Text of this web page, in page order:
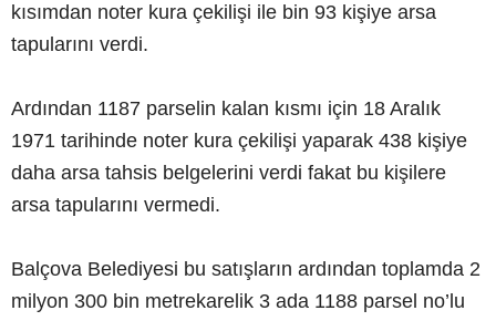
kısımdan noter kura çekilişi ile bin 93 kişiye arsa
tapularını verdi.
Ardından 1187 parselin kalan kısmı için 18 Aralık
1971 tarihinde noter kura çekilişi yaparak 438 kişiye
daha arsa tahsis belgelerini verdi fakat bu kişilere
arsa tapularını vermedi.
Balçova Belediyesi bu satışların ardından toplamda 2
milyon 300 bin metrekarelik 3 ada 1188 parsel no’lu